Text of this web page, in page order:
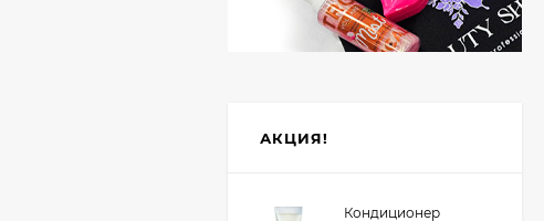
АКЦИЯ!
Кондиционер